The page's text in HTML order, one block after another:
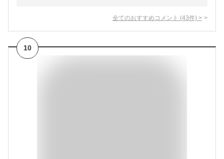
全てのおすすめコメント (43件) >
10